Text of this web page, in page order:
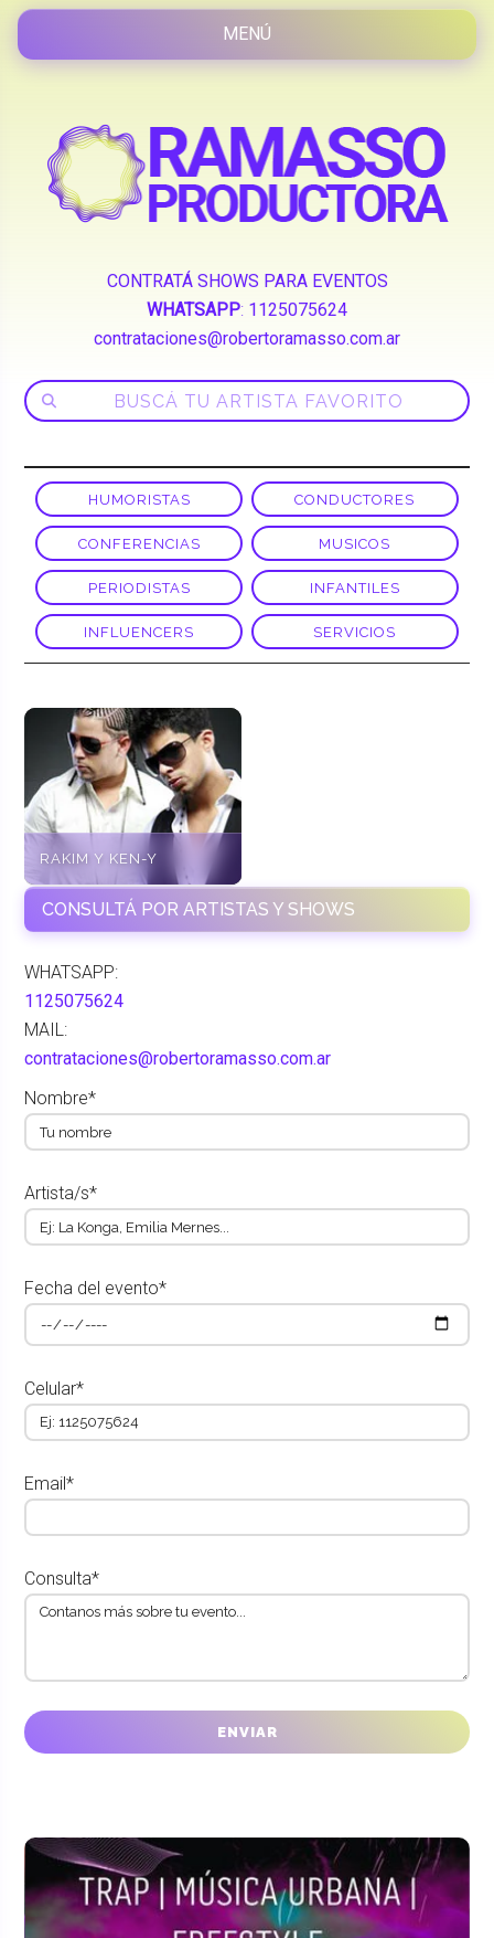
CONTRATÁ SHOWS PARA EVENTOS
WHATSAPP: 1125075624
contrataciones@robertoramasso.com.ar
HUMORISTAS CONDUCTORES
CONFERENCIAS MUSICOS
PERIODISTAS INFANTILES
INFLUENCERS SERVICIOS
RAKIM Y KEN-Y
CONSULTÁ POR ARTISTAS Y SHOWS
WHATSAPP:
1125075624
MAIL:
contrataciones@robertoramasso.com.ar
Nombre*
Artista/s*
Fecha del evento*
Celular*
Email*
Consulta*